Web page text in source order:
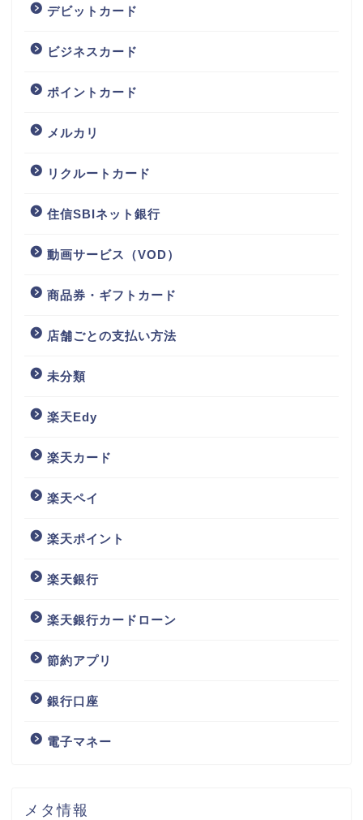
デビットカード
ビジネスカード
ポイントカード
メルカリ
リクルートカード
住信SBIネット銀行
動画サービス（VOD）
商品券・ギフトカード
店舗ごとの支払い方法
未分類
楽天Edy
楽天カード
楽天ペイ
楽天ポイント
楽天銀行
楽天銀行カードローン
節約アプリ
銀行口座
電子マネー
メタ情報